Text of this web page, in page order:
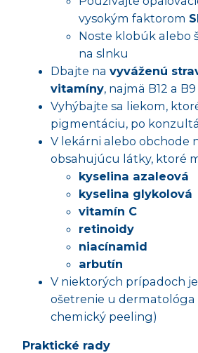
vysokým faktorom
Noste klobúk alebo
na slnku
Dbajte na vyváženú
vitamíny, najmä B12 a B9
Vyhýbajte sa liekom,
pigmentáciu, po
V lekárni alebo obchode
obsahujúcu látky, ktoré
kyselina azaleová
kyselina glykolová
vitamín C
retinoidy
niacínamid
arbutín
V niektorých prípadoch
ošetrenie u dermatológa
chemický peeling)
Praktické rady